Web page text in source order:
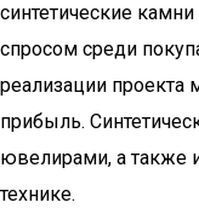
синтетические
спросом среди
реализации проекта
прибыль.
ювелирами, а также
технике.